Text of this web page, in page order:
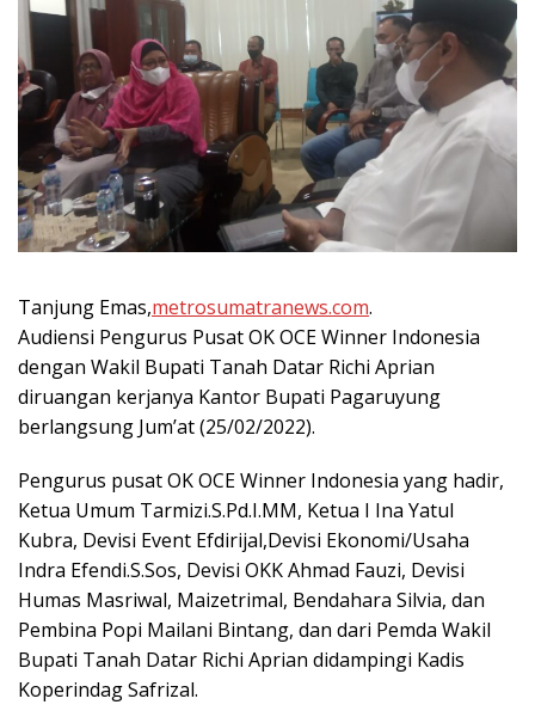
Tanjung Emas,metrosumatranews.com.
Audiensi Pengurus Pusat OK OCE Winner Indonesia
dengan Wakil Bupati Tanah Datar Richi Aprian
diruangan kerjanya Kantor Bupati Pagaruyung
berlangsung Jum’at (25/02/2022).
Pengurus pusat OK OCE Winner Indonesia yang hadir,
Ketua Umum Tarmizi.S.Pd.I.MM, Ketua I Ina Yatul
Kubra, Devisi Event Efdirijal,Devisi Ekonomi/Usaha
Indra Efendi.S.Sos, Devisi OKK Ahmad Fauzi, Devisi
Humas Masriwal, Maizetrimal, Bendahara Silvia, dan
Pembina Popi Mailani Bintang, dan dari Pemda Wakil
Bupati Tanah Datar Richi Aprian didampingi Kadis
Koperindag Safrizal.